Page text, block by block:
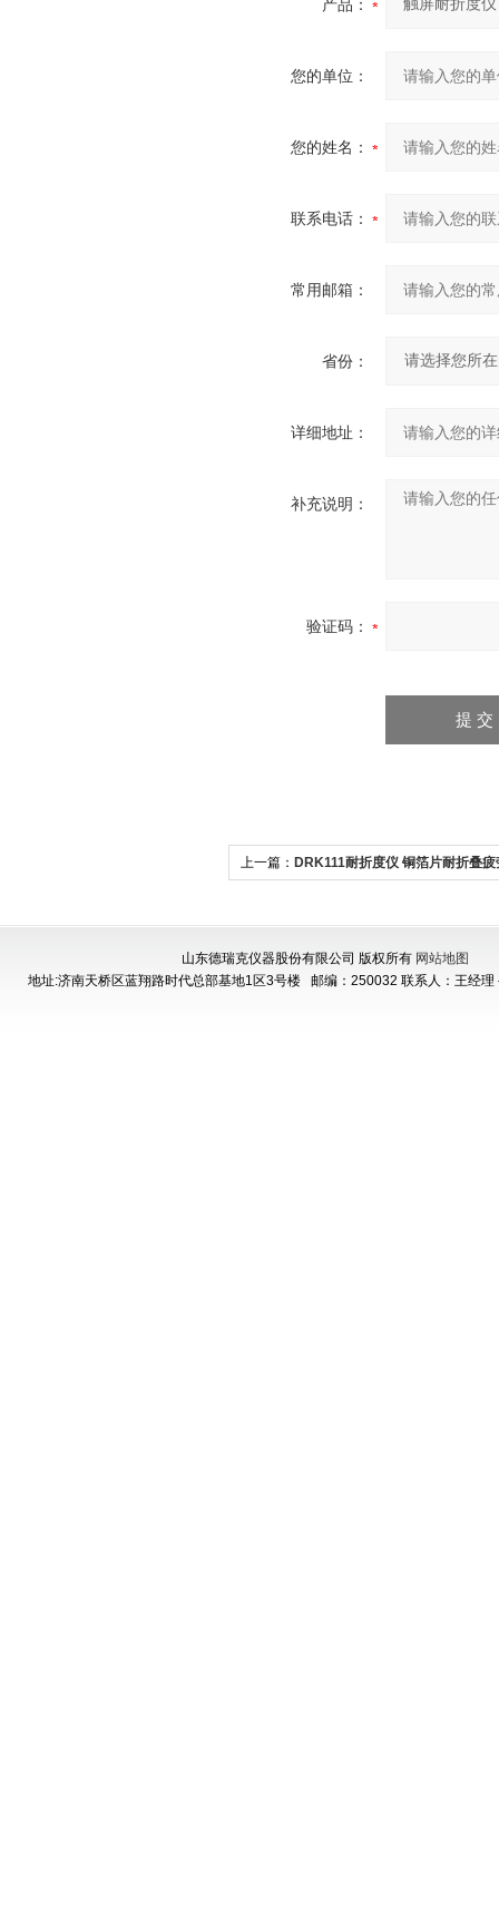
产品：
您的单位：
您的姓名：
联系电话：
常用邮箱：
省份：
详细地址：
补充说明：
验证码：
上一篇： DRK111耐折度仪 铜箔片耐折叠
山东德瑞克仪器股份有限公司 版权所有 网站地图
地址:济南天桥区蓝翔路时代总部基地1区3号楼 邮编：250032 联系人：王经